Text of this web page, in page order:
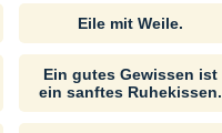
Eile mit Weile.
Ein gutes Gewissen ist
ein sanftes Ruhekissen.